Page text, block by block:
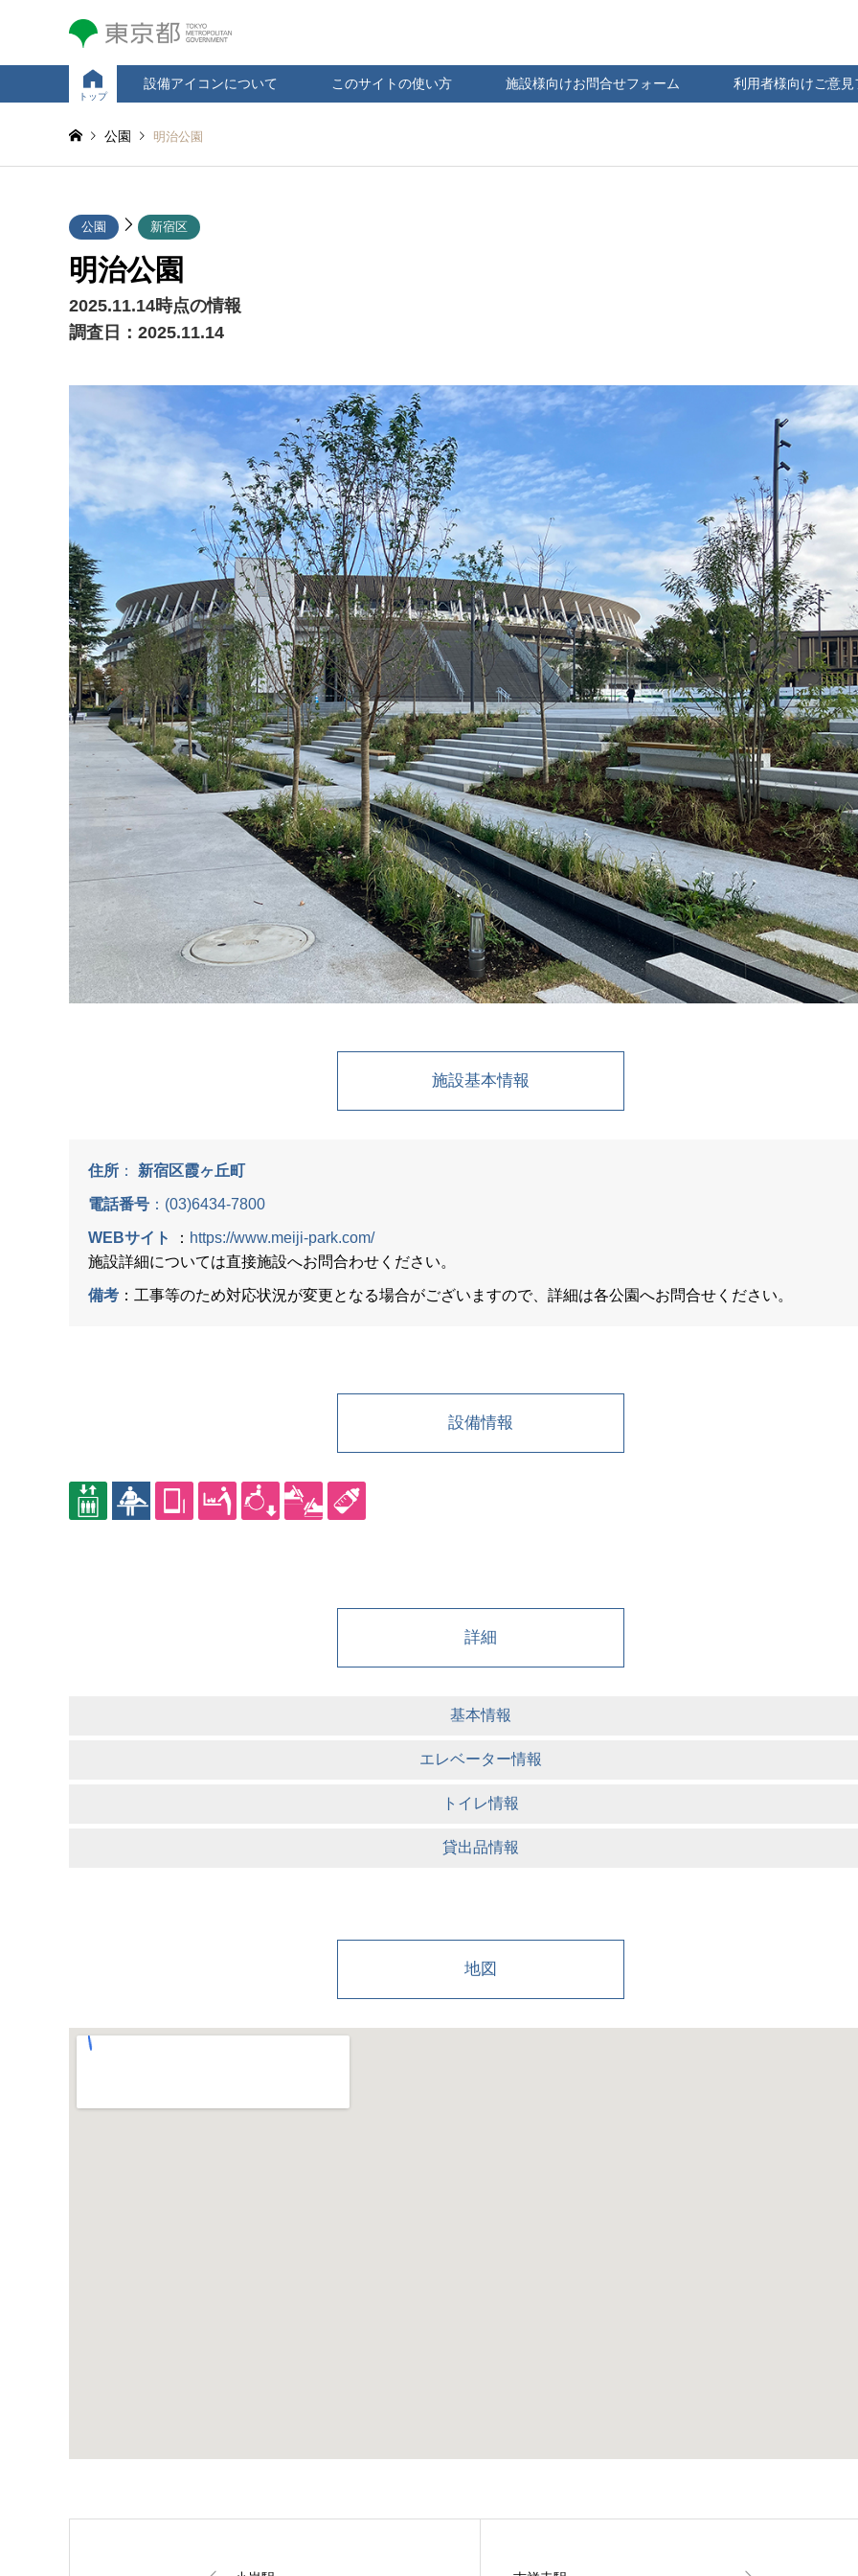
トップ
設備アイコンについて このサイトの使い方 施設様向けお問合せフォーム 利用者様向けご意見
公園 明治公園
公園 新宿区
明治公園
2025.11.14時点の情報
調査日： 2025.11.14
施設基本情報
住所 ： 新宿区霞ヶ丘町
電話番号 ： (03)6434-7800
WEBサイト ： https://www.meiji-park.com/
施設詳細については直接施設へお問合わせください。
備考 ：工事等のため対応状況が変更となる場合がございますので、詳細は各公園へお問合せください。
設備情報
詳細
基本情報
エレベーター情報
トイレ情報
貸出品情報
地図